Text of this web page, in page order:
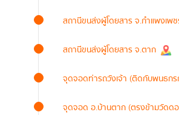
สถานีขนส่งผู้โดยสาร จ.กำแพงเพ
สถานีขนส่งผู้โดยสาร จ.ตาก
จุดจอดท่ารถวังเจ้า (ติดกับพนธกร
จุดจอด อ.บ้านตาก (ตรงข้ามวัดด